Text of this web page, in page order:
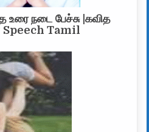
உரை நடை பேச்சு |கவித
Speech Tamil